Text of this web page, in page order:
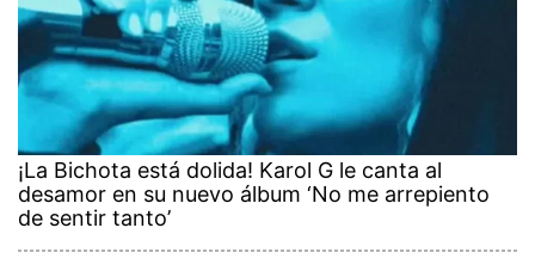
¡La Bichota está dolida! Karol G le canta al
desamor en su nuevo álbum ‘No me arrepiento
de sentir tanto’